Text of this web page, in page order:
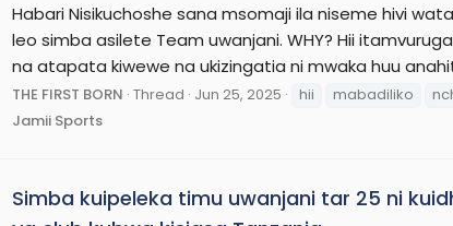
Habari Nisikuchoshe sana msomaji ila niseme hivi
leo simba asilete Team uwanjani. WHY? Hii
na atapata kiwewe na ukizingatia ni mwaka huu
THE FIRST BORN Thread Jun 25, 2025 hii mabadiliko
Jamii Sports
Simba kuipeleka timu uwanjani tar 25 ni